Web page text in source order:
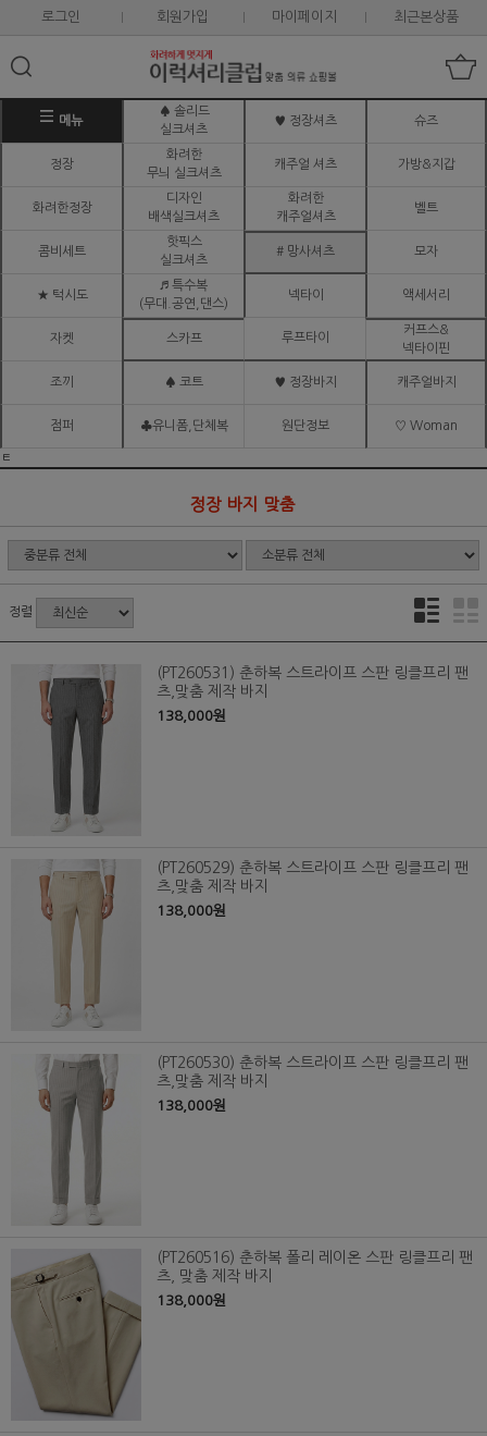
로그인 회원가입 마이페이지 최근본상품
메뉴
♠ 솔리드
실크셔츠
♥ 정장셔츠 슈즈
정장
화려한
무늬 실크셔츠
캐주얼 셔츠 가방&지갑
화려한정장
디자인
배색실크셔츠
화려한
캐주얼셔츠
벨트
콤비세트
핫픽스
실크셔츠
# 망사셔츠 모자
★ 턱시도
♬ 특수복
(무대.공연,댄스)
넥타이 액세서리
자켓 스카프 루프타이
커프스&
넥타이핀
조끼 ♠ 코트 ♥ 정장바지 캐주얼바지
점퍼 ♣유니폼,단체복 원단정보 ♡ Woman
ㅌ
정장 바지 맞춤
정렬
(PT260531) 춘하복 스트라이프 스판 링클프리 팬
츠,맞춤 제작 바지
138,000원
(PT260529) 춘하복 스트라이프 스판 링클프리 팬
츠,맞춤 제작 바지
138,000원
(PT260530) 춘하복 스트라이프 스판 링클프리 팬
츠,맞춤 제작 바지
138,000원
(PT260516) 춘하복 폴리 레이온 스판 링클프리 팬
츠, 맞춤 제작 바지
138,000원